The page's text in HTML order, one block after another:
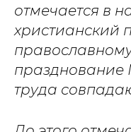
отмечается в
христианский
празднование
труда